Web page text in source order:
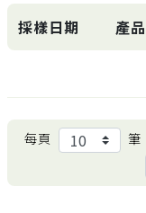
採樣日期 產
每頁 筆